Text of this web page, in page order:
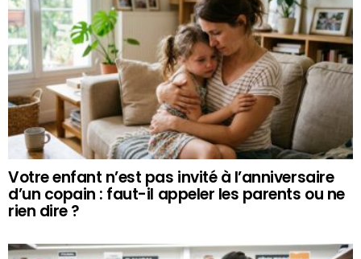
Votre enfant n’est pas invité à l’anniversaire
d’un copain : faut-il appeler les parents ou ne
rien dire ?